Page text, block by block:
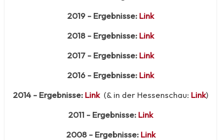
2019 - Ergebnisse: Link
2018 - Ergebnisse: Link
2017 - Ergebnisse: Link
2016 - Ergebnisse: Link
2014 - Ergebnisse: Link (& in der Hessenschau: Link)
2011 - Ergebnisse: Link
2008 - Ergebnisse: Link